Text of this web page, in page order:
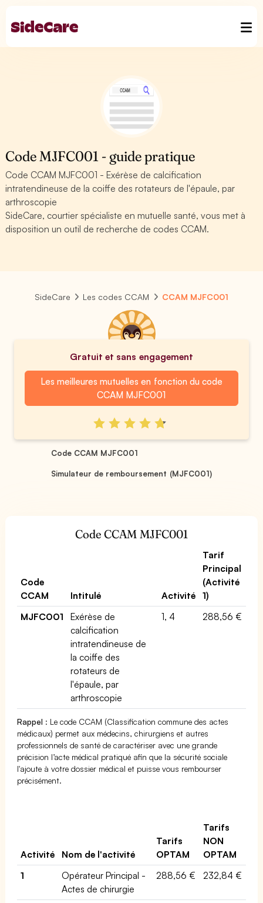
Code MJFC001 - guide pratique
Code CCAM MJFC001 - Exérèse de calcification
intratendineuse de la coiffe des rotateurs de l'épaule, par
arthroscopie
SideCare, courtier spécialiste en mutuelle santé, vous met à
disposition un outil de recherche de codes CCAM.
SideCare Les codes CCAM CCAM MJFC001
Gratuit et sans engagement
Les meilleures mutuelles en fonction du code
CCAM MJFC001
Code CCAM MJFC001
Simulateur de remboursement (MJFC001)
Code CCAM MJFC001
Code
CCAM
Intitulé Activité
Tarif
Principal
(Activité
1)
MJFC001
Exérèse de
calcification
intratendineuse de
la coiffe des
rotateurs de
l'épaule, par
arthroscopie
1, 4 288,56 €
Rappel : Le code CCAM (Classification commune des actes
médicaux) permet aux médecins, chirurgiens et autres
professionnels de santé de caractériser avec une grande
précision l’acte médical pratiqué afin que la sécurité sociale
l'ajoute à votre dossier médical et puisse vous rembourser
précisément.
Activité Nom de l'activité
Tarifs
OPTAM
Tarifs
NON
OPTAM
1
Opérateur Principal -
Actes de chirurgie
288,56 € 232,84 €